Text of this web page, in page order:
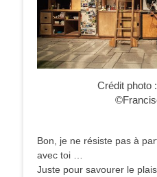
Crédit photo
Bon, je ne résiste pas à
avec toi …
Juste pour savourer le